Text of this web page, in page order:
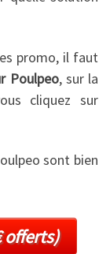
promo, il faut
Poulpeo, sur la
cliquez sur
sont bien
offerts)